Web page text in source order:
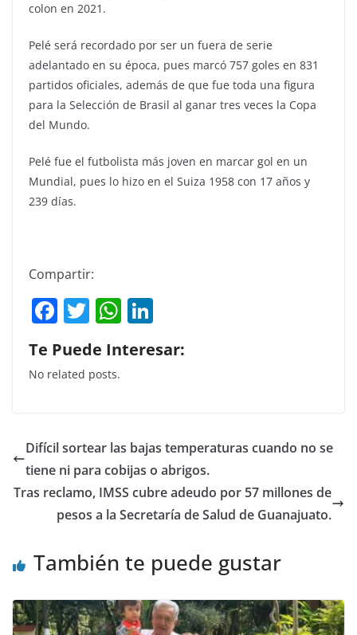
colon en 2021.
Pelé será recordado por ser un fuera de serie
adelantado en su época, pues marcó 757 goles en 831
partidos oficiales, además de que fue toda una figura
para la Selección de Brasil al ganar tres veces la Copa
del Mundo.
Pelé fue el futbolista más joven en marcar gol en un
Mundial, pues lo hizo en el Suiza 1958 con 17 años y
239 días.
Compartir:
F
a
c
e
o
o
k
T
w
itt
er
W
h
at
p
p
k
n
Te Puede Interesar:
No related posts.
Difícil sortear las bajas temperaturas cuando no se
tiene ni para cobijas o abrigos.
Tras reclamo, IMSS cubre adeudo por 57 millones de
pesos a la Secretaría de Salud de Guanajuato.
También te puede gustar